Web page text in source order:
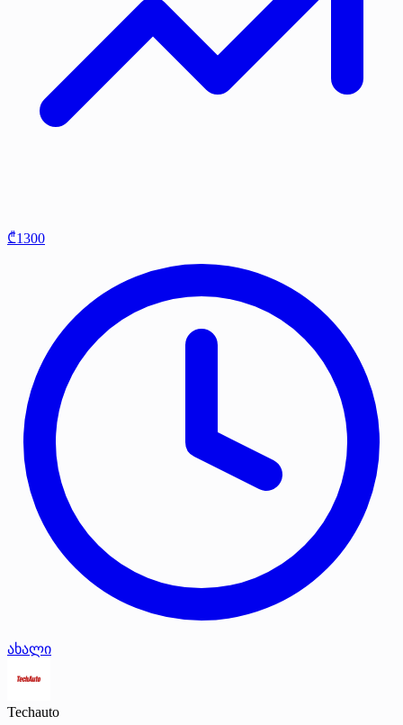
₾1300
ახალი
Techauto